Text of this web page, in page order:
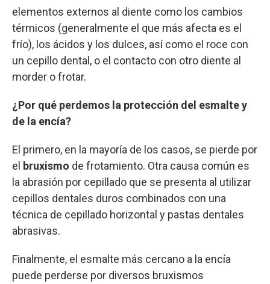
elementos externos al diente como los cambios
térmicos (generalmente el que más afecta es el
frío), los ácidos y los dulces, así como el roce con
un cepillo dental, o el contacto con otro diente al
morder o frotar.
¿Por qué perdemos la protección del esmalte y
de la encía?
El primero, en la mayoría de los casos, se pierde por
el bruxismo de frotamiento. Otra causa común es
la abrasión por cepillado que se presenta al utilizar
cepillos dentales duros combinados con una
técnica de cepillado horizontal y pastas dentales
abrasivas.
Finalmente, el esmalte más cercano a la encía
puede perderse por diversos bruxismos